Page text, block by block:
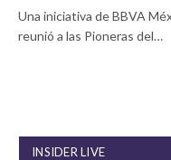
Una iniciativa de BBVA
reunió a las Pioneras del…
INSIDER LIVE